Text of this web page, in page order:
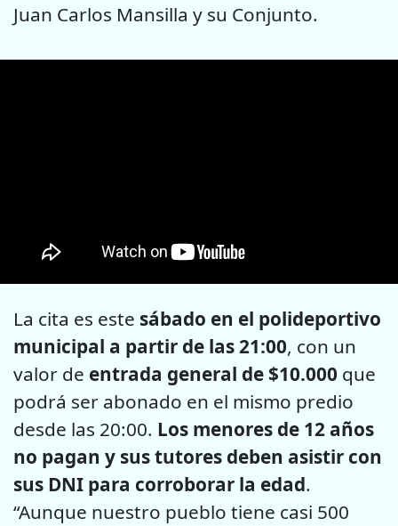
Juan Carlos Mansilla y su Conjunto.
La cita es este sábado en el polideportivo
municipal a partir de las 21:00, con un
valor de entrada general de $10.000 que
podrá ser abonado en el mismo predio
desde las 20:00. Los menores de 12 años
no pagan y sus tutores deben asistir con
sus DNI para corroborar la edad.
“Aunque nuestro pueblo tiene casi 500